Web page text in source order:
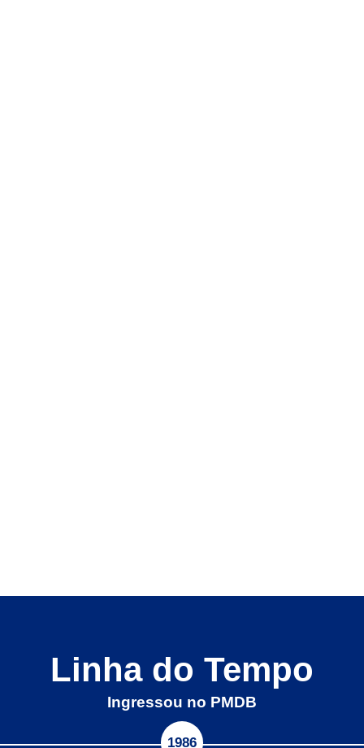
Linha do Tempo
Ingressou no PMDB
1986